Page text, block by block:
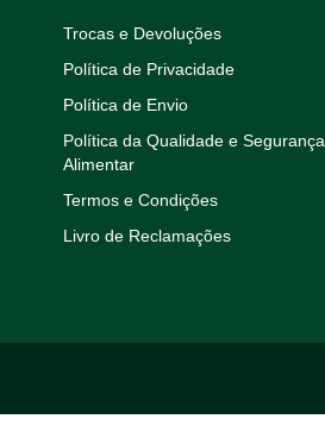
Trocas e Devoluções
Política de Privacidade
Política de Envio
Política da Qualidade e Segurança
Alimentar
Termos e Condições
Livro de Reclamações